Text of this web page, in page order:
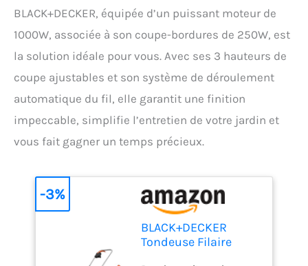
BLACK+DECKER, équipée d’un puissant moteur de
1000W, associée à son coupe-bordures de 250W, est
la solution idéale pour vous. Avec ses 3 hauteurs de
coupe ajustables et son système de déroulement
automatique du fil, elle garantit une finition
impeccable, simplifie l’entretien de votre jardin et
vous fait gagner un temps précieux.
BLACK+DECKER
Tondeuse Filaire
-3%